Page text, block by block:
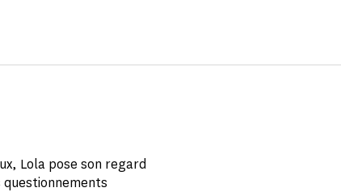
Lola pose son regard